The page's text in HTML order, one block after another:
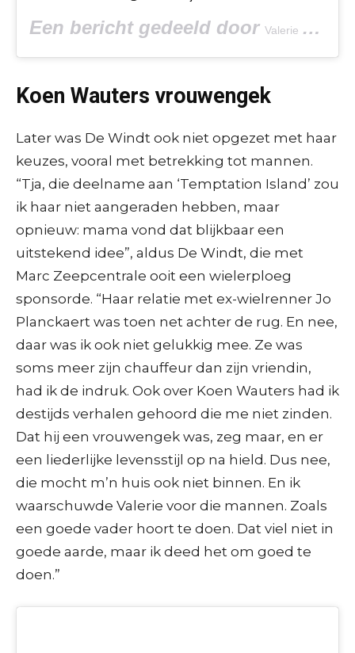
Een bericht gedeeld door Valerie De Booser
Koen Wauters vrouwengek
Later was De Windt ook niet opgezet met haar
keuzes, vooral met betrekking tot mannen.
“Tja, die deelname aan ‘Temptation Island’ zou
ik haar niet aangeraden hebben, maar
opnieuw: mama vond dat blijkbaar een
uitstekend idee”, aldus De Windt, die met
Marc Zeepcentrale ooit een wielerploeg
sponsorde. “Haar relatie met ex-wielrenner Jo
Planckaert was toen net achter de rug. En nee,
daar was ik ook niet gelukkig mee. Ze was
soms meer zijn chauffeur dan zijn vriendin,
had ik de indruk. Ook over Koen Wauters had ik
destijds verhalen gehoord die me niet zinden.
Dat hij een vrouwengek was, zeg maar, en er
een liederlijke levensstijl op na hield. Dus nee,
die mocht m’n huis ook niet binnen. En ik
waarschuwde Valerie voor die mannen. Zoals
een goede vader hoort te doen. Dat viel niet in
goede aarde, maar ik deed het om goed te
doen.”